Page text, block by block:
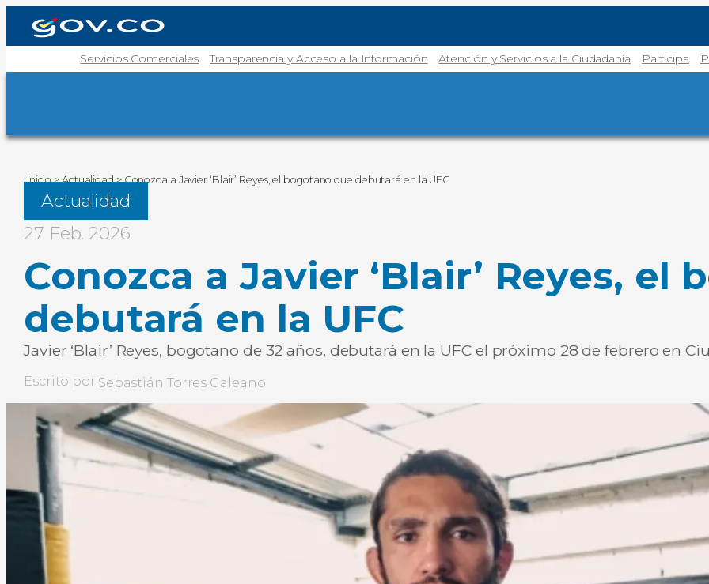
Servicios Comerciales Transparencia y Acceso a la Información Atención y Servicios a la Ciudadanía Participa
Inicio>Actualidad>Conozca a Javier ‘Blair’ Reyes, el bogotano que debutará en la UFC
Actualidad
27 Feb. 2026
Conozca a Javier ‘Blair’ Reyes, el
debutará en la UFC
Javier ‘Blair’ Reyes, bogotano de 32 años, debutará en la UFC el próximo 28 de febrero en
Escrito por:Sebastián Torres Galeano